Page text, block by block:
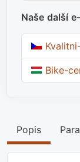
Naše další
Bike-
Popis